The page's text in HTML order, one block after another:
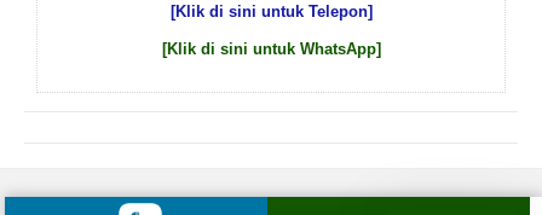
[Klik di sini untuk Telepon]
[Klik di sini untuk WhatsApp]